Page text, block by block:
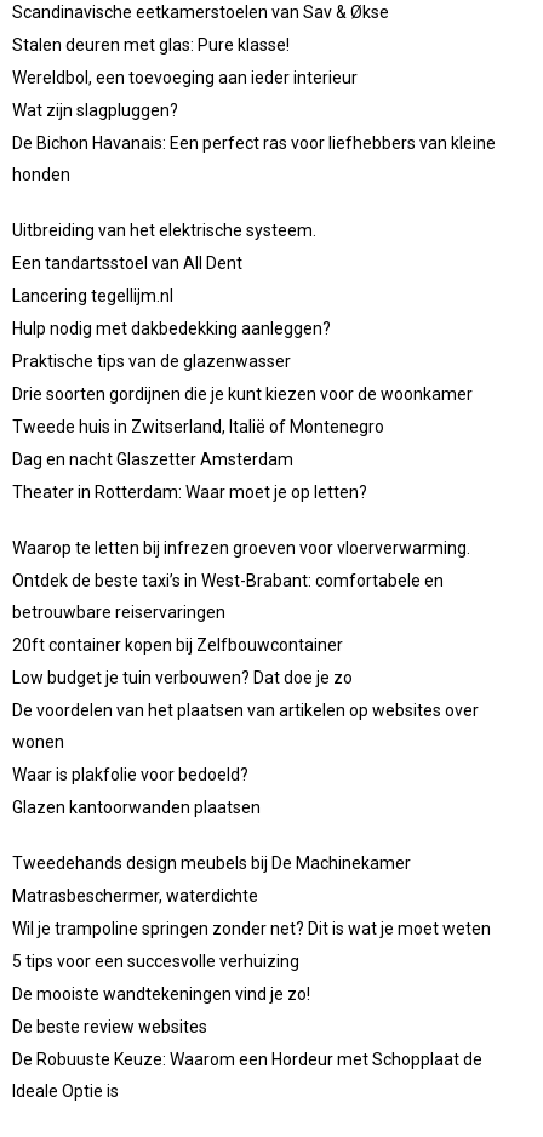
Scandinavische eetkamerstoelen van Sav & Økse
Stalen deuren met glas: Pure klasse!
Wereldbol, een toevoeging aan ieder interieur
Wat zijn slagpluggen?
De Bichon Havanais: Een perfect ras voor liefhebbers van kleine
honden
Uitbreiding van het elektrische systeem.
Een tandartsstoel van All Dent
Lancering tegellijm.nl
Hulp nodig met dakbedekking aanleggen?
Praktische tips van de glazenwasser
Drie soorten gordijnen die je kunt kiezen voor de woonkamer
Tweede huis in Zwitserland, Italië of Montenegro
Dag en nacht Glaszetter Amsterdam
Theater in Rotterdam: Waar moet je op letten?
Waarop te letten bij infrezen groeven voor vloerverwarming.
Ontdek de beste taxi’s in West-Brabant: comfortabele en
betrouwbare reiservaringen
20ft container kopen bij Zelfbouwcontainer
Low budget je tuin verbouwen? Dat doe je zo
De voordelen van het plaatsen van artikelen op websites over
wonen
Waar is plakfolie voor bedoeld?
Glazen kantoorwanden plaatsen
Tweedehands design meubels bij De Machinekamer
Matrasbeschermer, waterdichte
Wil je trampoline springen zonder net? Dit is wat je moet weten
5 tips voor een succesvolle verhuizing
De mooiste wandtekeningen vind je zo!
De beste review websites
De Robuuste Keuze: Waarom een Hordeur met Schopplaat de
Ideale Optie is